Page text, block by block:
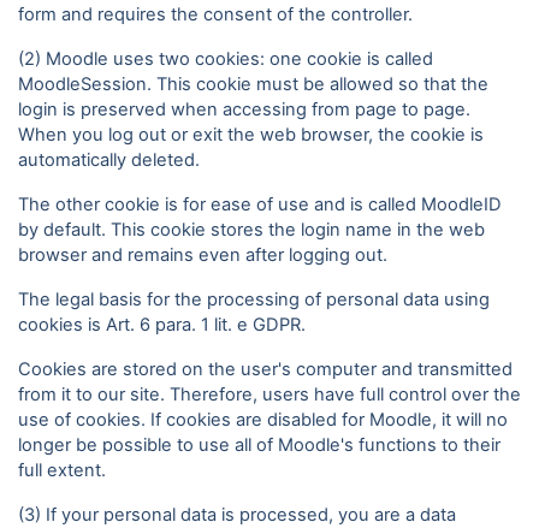
form and requires the consent of the controller.
(2) Moodle uses two cookies: one cookie is called
MoodleSession. This cookie must be allowed so that the
login is preserved when accessing from page to page.
When you log out or exit the web browser, the cookie is
automatically deleted.
The other cookie is for ease of use and is called MoodleID
by default. This cookie stores the login name in the web
browser and remains even after logging out.
The legal basis for the processing of personal data using
cookies is Art. 6 para. 1 lit. e GDPR.
Cookies are stored on the user's computer and transmitted
from it to our site. Therefore, users have full control over the
use of cookies. If cookies are disabled for Moodle, it will no
longer be possible to use all of Moodle's functions to their
full extent.
(3) If your personal data is processed, you are a data